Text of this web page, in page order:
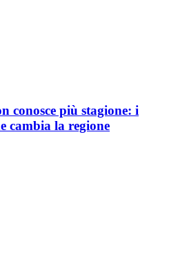
conosce più stagione: i
cambia la regione